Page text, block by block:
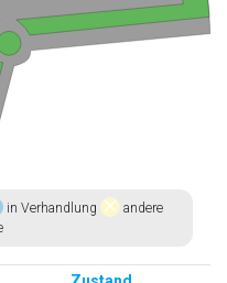
in Verhandlung
andere